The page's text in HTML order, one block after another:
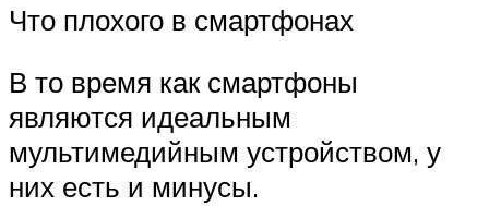
Что плохого в смартфонах
В то время как смартфоны
являются идеальным
мультимедийным устройством, у
них есть и минусы.